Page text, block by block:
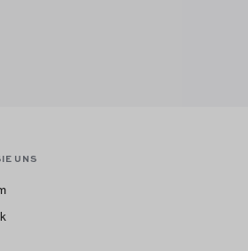
UNS